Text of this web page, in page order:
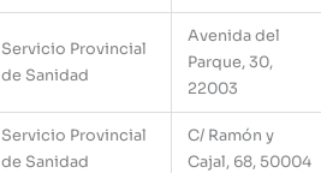
Servicio Provincial
de Sanidad
Avenida del
Parque, 30,
22003
Servicio Provincial
de Sanidad
C/ Ramón y
Cajal, 68, 50004